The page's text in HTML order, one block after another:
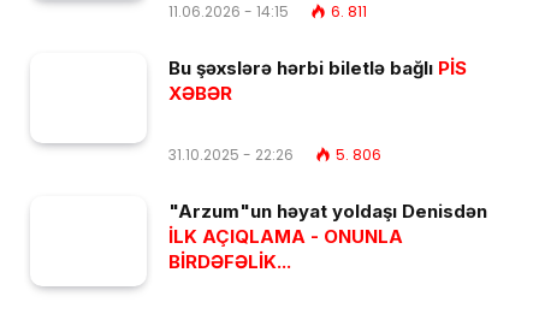
11.06.2026 - 14:15 6. 811
Bu şəxslərə hərbi biletlə bağlı PİS
XƏBƏR
31.10.2025 - 22:26 5. 806
"Arzum"un həyat yoldaşı Denisdən
İLK AÇIQLAMA - ONUNLA
BİRDƏFƏLİK...